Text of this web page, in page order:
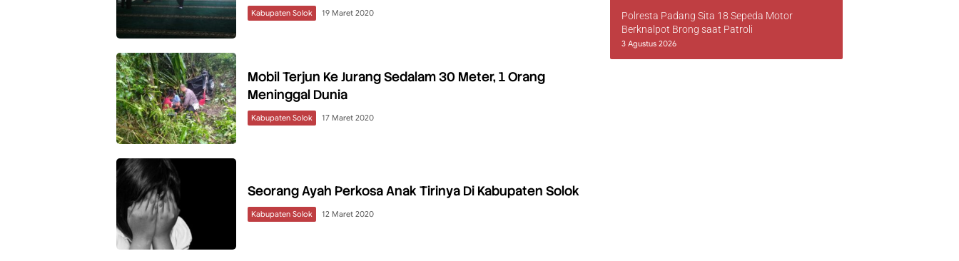
Kabupaten Solok 19 Maret 2020
Mobil Terjun Ke Jurang Sedalam 30 Meter, 1 Orang
Meninggal Dunia
Kabupaten Solok 17 Maret 2020
Seorang Ayah Perkosa Anak Tirinya Di Kabupaten Solok
Kabupaten Solok 12 Maret 2020
Polresta Padang Sita 18 Sepeda Motor
Berknalpot Brong saat Patroli
3 Agustus 2026